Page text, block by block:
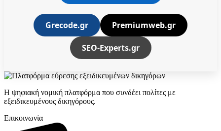
Grecode.gr Premiumweb.gr
SEO-Experts.gr
Η ψηφιακή νομική πλατφόρμα που συνδέει πολίτες με
εξειδικευμένους δικηγόρους.
Επικοινωνία